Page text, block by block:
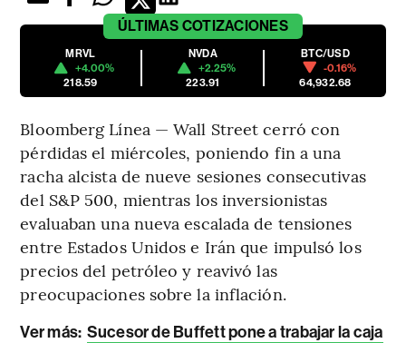
ÚLTIMAS COTIZACIONES
MRVL
+4.00%
218.59
NVDA
+2.25%
223.91
BTC/USD
-0.16%
64,932.68
Bloomberg Línea — Wall Street cerró con
pérdidas el miércoles, poniendo fin a una
racha alcista de nueve sesiones consecutivas
del S&P 500, mientras los inversionistas
evaluaban una nueva escalada de tensiones
entre Estados Unidos e Irán que impulsó los
precios del petróleo y reavivó las
preocupaciones sobre la inflación.
Ver más: Sucesor de Buffett pone a trabajar la caja